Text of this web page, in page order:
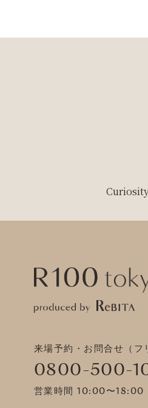
来場予約・お問合せ（フ
0800-500-
営業時間 10:00〜18:00